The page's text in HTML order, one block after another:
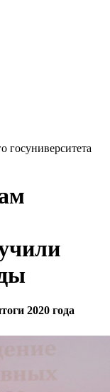
госуниверситета
2020 года